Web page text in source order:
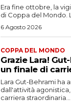
Era fine ottobre, la
di Coppa del Mondo.
6 Agosto 2026
COPPA DEL MONDO
Grazie Lara!
un finale di
Lara Gut-Behrami ha
dall'attività
carriera straordinaria...